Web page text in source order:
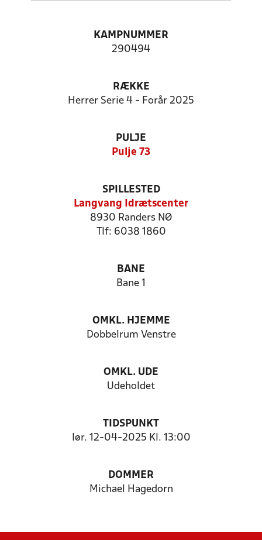
KAMPNUMMER
290494
RÆKKE
Herrer Serie 4 - Forår 2025
PULJE
Pulje 73
SPILLESTED
Langvang Idrætscenter
8930 Randers NØ
Tlf: 6038 1860
BANE
Bane 1
OMKL. HJEMME
Dobbelrum Venstre
OMKL. UDE
Udeholdet
TIDSPUNKT
lør. 12-04-2025 Kl. 13:00
DOMMER
Michael Hagedorn